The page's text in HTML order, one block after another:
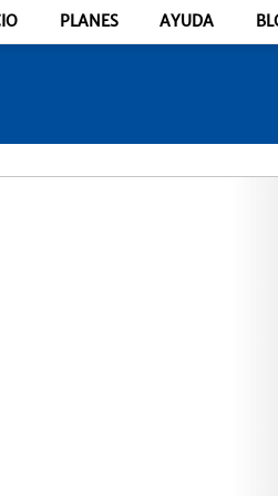
PLANES AYUDA